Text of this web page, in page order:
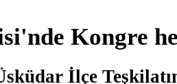
Kongre
İlçe